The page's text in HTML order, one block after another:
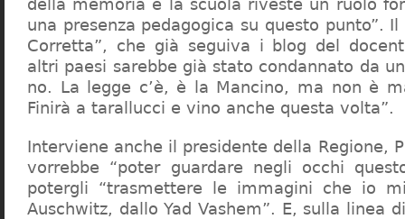
della memoria e la scuola riveste un ruolo
una presenza pedagogica su questo punto”.
Corretta”, che già seguiva i blog del
altri paesi sarebbe già stato condannato da
no. La legge c’è, è la Mancino, ma non è
Finirà a tarallucci e vino anche questa volta”.
Interviene anche il presidente della Regione,
vorrebbe “poter guardare negli occhi
potergli “trasmettere le immagini che io
Auschwitz, dallo Yad Vashem”. E, sulla linea